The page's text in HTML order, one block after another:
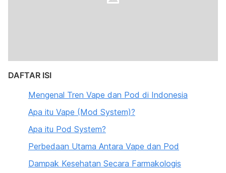
DAFTAR ISI
Mengenal Tren Vape dan Pod di Indonesia
Apa itu Vape (Mod System)?
Apa itu Pod System?
Perbedaan Utama Antara Vape dan Pod
Dampak Kesehatan Secara Farmakologis